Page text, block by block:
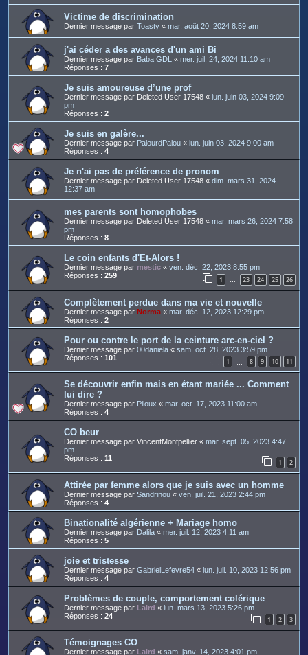
Victime de discrimination
Dernier message par Toasty « mar. août 20, 2024 8:59 am
j'ai céder a des avances d'un ami Bi
Dernier message par Baba GDL « mer. juil. 24, 2024 11:10 am
Réponses : 7
Je suis amoureuse d’une prof
Dernier message par Deleted User 17548 « lun. juin 03, 2024 9:09
pm
Réponses : 2
Je suis en galère...
Dernier message par PalourdPalou « lun. juin 03, 2024 9:00 am
Réponses : 4
Je n'ai pas de préférence de pronom
Dernier message par Deleted User 17548 « dim. mars 31, 2024
12:37 am
mes parents sont homophobes
Dernier message par Deleted User 17548 « mar. mars 26, 2024 7:58
pm
Réponses : 8
Le coin enfants d'Et-Alors !
Dernier message par mestic « ven. déc. 22, 2023 8:55 pm
Réponses : 259 1 23 24 25 26
Complètement perdue dans ma vie et nouvelle
Dernier message par Norma « mar. déc. 12, 2023 12:29 pm
Réponses : 2
Pour ou contre le port de la ceinture arc-en-ciel ?
Dernier message par 00daniela « sam. oct. 28, 2023 3:59 pm
Réponses : 101 1 8 9 10 11
Se découvrir enfin mais en étant mariée ... Comment
lui dire ?
Dernier message par Piloux « mar. oct. 17, 2023 11:00 am
Réponses : 4
CO beur
Dernier message par VincentMontpellier « mar. sept. 05, 2023 4:47
pm
Réponses : 11 1 2
Attirée par femme alors que je suis avec un homme
Dernier message par Sandrinou « ven. juil. 21, 2023 2:44 pm
Réponses : 4
Binationalité algérienne + Mariage homo
Dernier message par Dalila « mer. juil. 12, 2023 4:11 am
Réponses : 5
joie et tristesse
Dernier message par GabrielLefevre54 « lun. juil. 10, 2023 12:56 pm
Réponses : 4
Problèmes de couple, comportement colérique
Dernier message par Laird « lun. mars 13, 2023 5:26 pm
Réponses : 24 1 2 3
Témoignages CO
Dernier message par Laird « sam. janv. 14, 2023 4:01 pm